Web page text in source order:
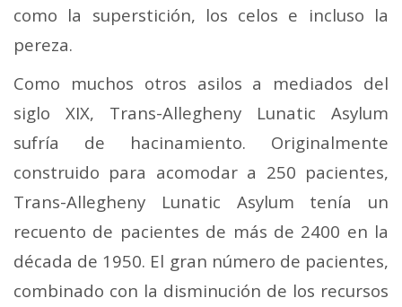
como la superstición, los celos e incluso la
pereza.
Como muchos otros asilos a mediados del
siglo XIX, Trans-Allegheny Lunatic Asylum
sufría de hacinamiento. Originalmente
construido para acomodar a 250 pacientes,
Trans-Allegheny Lunatic Asylum tenía un
recuento de pacientes de más de 2400 en la
década de 1950. El gran número de pacientes,
combinado con la disminución de los recursos